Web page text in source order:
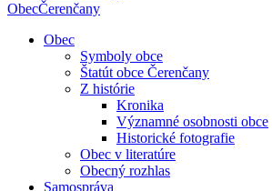
ObecČerenčany
Obec
Symboly obce
Štatút obce Čerenčany
Z histórie
Kronika
Významné osobnosti obce
Historické fotografie
Obec v literatúre
Obecný rozhlas
Samospráva